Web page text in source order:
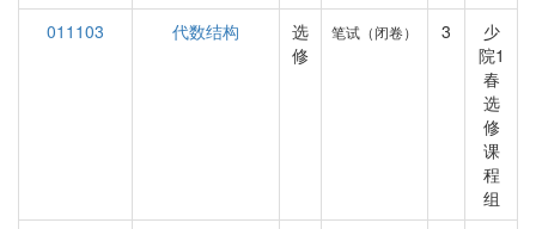
011103
代数结构
选
修
笔试（闭卷） 3
少
院1
春
选
修
课
程
组